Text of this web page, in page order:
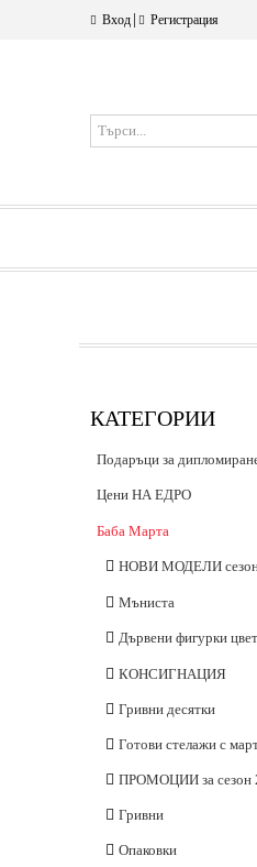
Вход Регистрация
КАТЕГОРИИ
Подаръци за
Цени НА ЕДРО
Бутилки
Буркани
Тапи и Капачки
Опаковки
Целофанови
Баба Марта
НОВИ МОДЕЛИ
За закичване
Големи мартеници
Гривни
Мъниста
Дървени фигурки
Елементи за гривни
КОНСИГНАЦИЯ
Гривни десятки
Готови стелажи с
ПРОМОЦИИ за сезон
Гривни
Опаковки